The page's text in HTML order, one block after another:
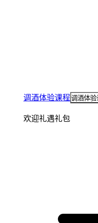
调酒体验课程 调酒体验
欢迎礼遇礼包